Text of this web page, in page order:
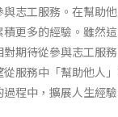
志工服務。在幫助
更多的經驗。雖然
期待從參與志工服
服務中「幫助他人
程中，擴展人生經